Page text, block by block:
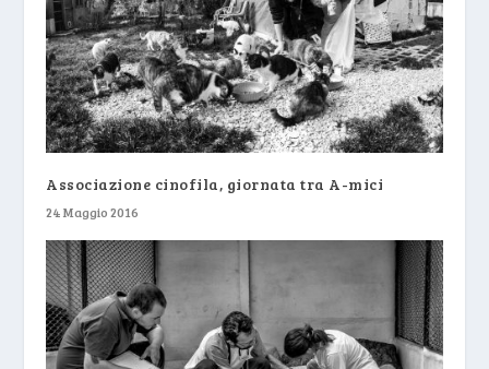
Associazione cinofila, giornata tra A-mici
24 Maggio 2016